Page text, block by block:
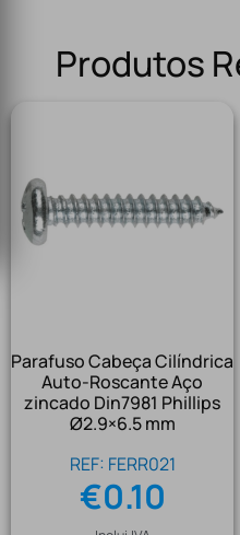
Produtos
Parafuso Cabeça Cilíndrica
Auto-Roscante Aço
zincado Din7981 Phillips
Ø2.9×6.5 mm
REF: FERR021
€0.10